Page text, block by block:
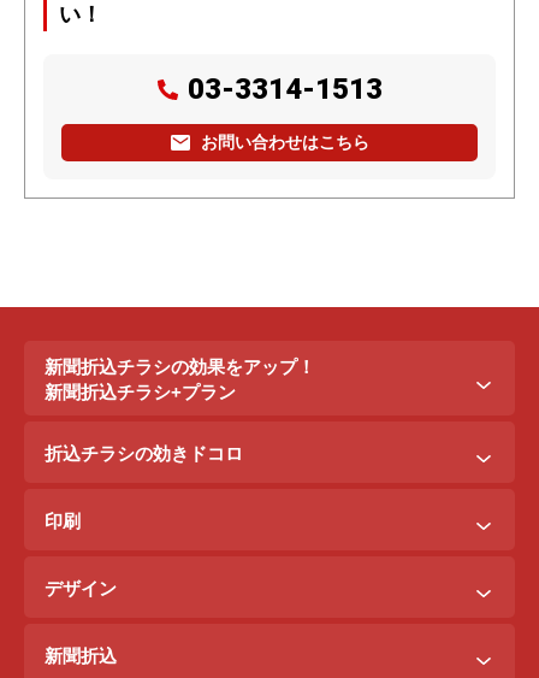
い！
03-3314-1513
お問い合わせはこちら
新聞折込チラシの効果をアップ！
新聞折込チラシ+プラン
新聞折込チラシ＋ポステイング
折込チラシ＋駅看板
折込チラシの効きドコロ
折込配布効きドコロ
印刷効きドコロ
印刷
B3料金
B4料金
デザイン
原稿を作るには？
新聞折込